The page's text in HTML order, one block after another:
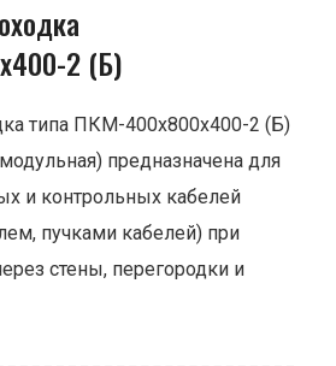
2 (Б)
типа ПКМ-400х800х400-2 (Б)
предназначена для
и контрольных кабелей
пучками кабелей) при
стены, перегородки и